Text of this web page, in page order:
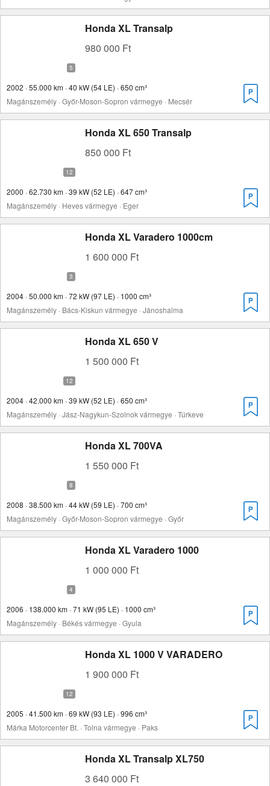
Honda XL Transalp
980 000 Ft
2002 · 55.000 km · 40 kW (54 LE) · 650 cm³
Magánszemély · Győr-Moson-Sopron vármegye · Mecsér
Honda XL 650 Transalp
850 000 Ft
2000 · 62.730 km · 39 kW (52 LE) · 647 cm³
Magánszemély · Heves vármegye · Eger
Honda XL Varadero 1000cm
1 600 000 Ft
2004 · 50.000 km · 72 kW (97 LE) · 1000 cm³
Magánszemély · Bács-Kiskun vármegye · Jánoshalma
Honda XL 650 V
1 500 000 Ft
2004 · 42.000 km · 39 kW (52 LE) · 650 cm³
Magánszemély · Jász-Nagykun-Szolnok vármegye · Túrkeve
Honda XL 700VA
1 550 000 Ft
2008 · 38.500 km · 44 kW (59 LE) · 700 cm³
Magánszemély · Győr-Moson-Sopron vármegye · Győr
Honda XL Varadero 1000
1 000 000 Ft
2006 · 138.000 km · 71 kW (95 LE) · 1000 cm³
Magánszemély · Békés vármegye · Gyula
Honda XL 1000 V VARADERO
1 900 000 Ft
2005 · 41.500 km · 69 kW (93 LE) · 996 cm³
Márka Motorcenter Bt. · Tolna vármegye · Paks
Honda XL Transalp XL750
3 640 000 Ft